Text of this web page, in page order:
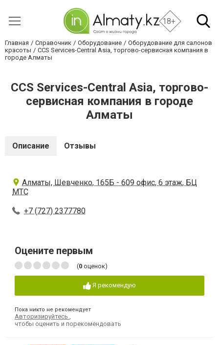
18+
Главная Справочник Оборудование
Оборудование для салонов
красоты
CCS Services-Central Asia, торгово-сервисная компания в
городе Алматы
CCS Services-Central Asia, торгово-
сервисная компания в городе
Алматы
Описание Отзывы
Алматы, Шевченко, 165Б - 609 офис, 6 этаж, БЦ
МТС
+7 (727) 2377780
Оцените первым
(0 оценок)
Я рекомендую
Пока никто не рекомендует
Авторизируйтесь
чтобы оценить и порекомендовать